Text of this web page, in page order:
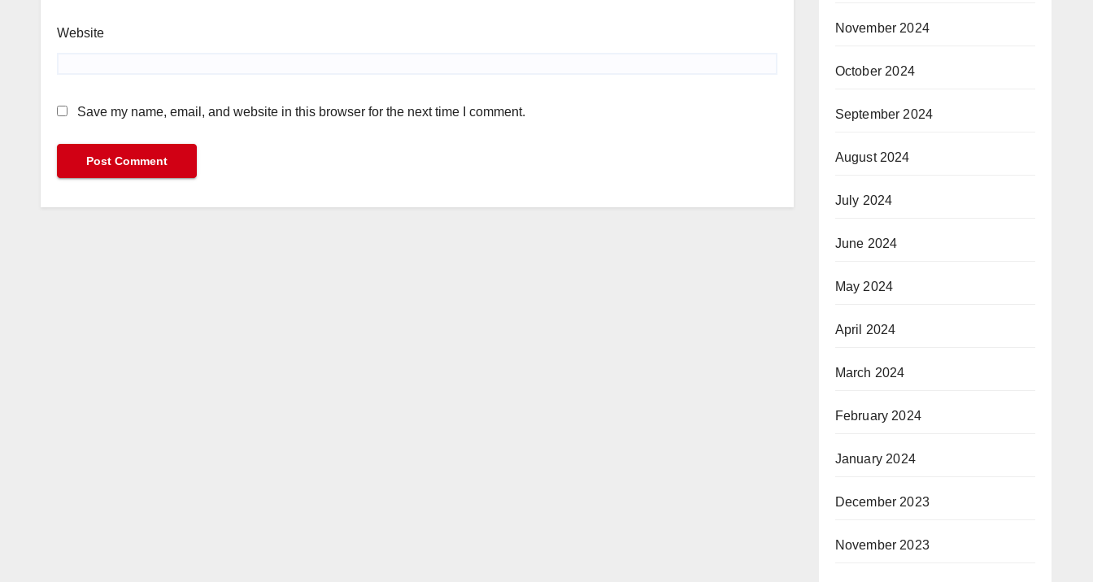
Website
Save my name, email, and website in this browser for the next time I comment.
November 2024
October 2024
September 2024
August 2024
July 2024
June 2024
May 2024
April 2024
March 2024
February 2024
January 2024
December 2023
November 2023